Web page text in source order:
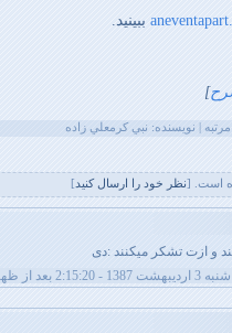
ببینید.
]
است. [نظر خود را ارسال کنيد ]
و ازت تشکر میکنند :دی
- 2:15:20 بعد از ظهر